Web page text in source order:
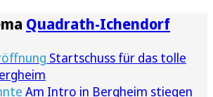
Quadrath-Ichendorf
Startschuss für das tolle
Am Intro in Bergheim stiegen